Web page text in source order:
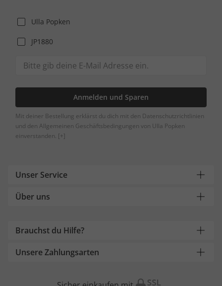
Ulla Popken
JP1880
Anmelden und Sparen
Mit deiner Bestellung erklärst du dich mit den Datenschutzrichtlinien
und den Allgemeinen Geschäftsbedingungen von Ulla Popken
einverstanden. [+]
Unser Service
Über uns
Brauchst du Hilfe?
Unsere Zahlungsarten